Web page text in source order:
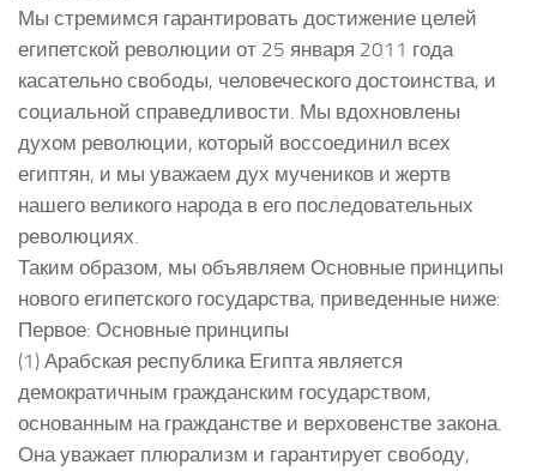
Мы стремимся гарантировать достижение целей
египетской революции от 25 января 2011 года
касательно свободы, человеческого достоинства, и
социальной справедливости. Мы вдохновлены
духом революции, который воссоединил всех
египтян, и мы уважаем дух мучеников и жертв
нашего великого народа в его последовательных
революциях.
Таким образом, мы объявляем Основные принципы
нового египетского государства, приведенные ниже:
Первое: Основные принципы
(1) Арабская республика Египта является
демократичным гражданским государством,
основанным на гражданстве и верховенстве закона.
Она уважает плюрализм и гарантирует свободу,